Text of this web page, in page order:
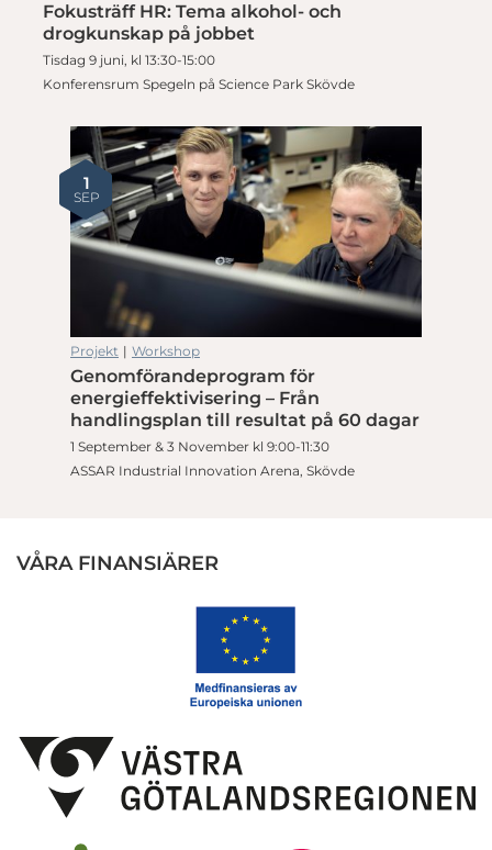
Fokusträff HR: Tema alkohol- och
drogkunskap på jobbet
Tisdag 9 juni, kl 13:30-15:00
Konferensrum Spegeln på Science Park Skövde
1
SEP
Projekt | Workshop
Genomförandeprogram för
energieffektivisering – Från
handlingsplan till resultat på 60 dagar
1 September & 3 November kl 9:00-11:30
ASSAR Industrial Innovation Arena, Skövde
VÅRA FINANSIÄRER